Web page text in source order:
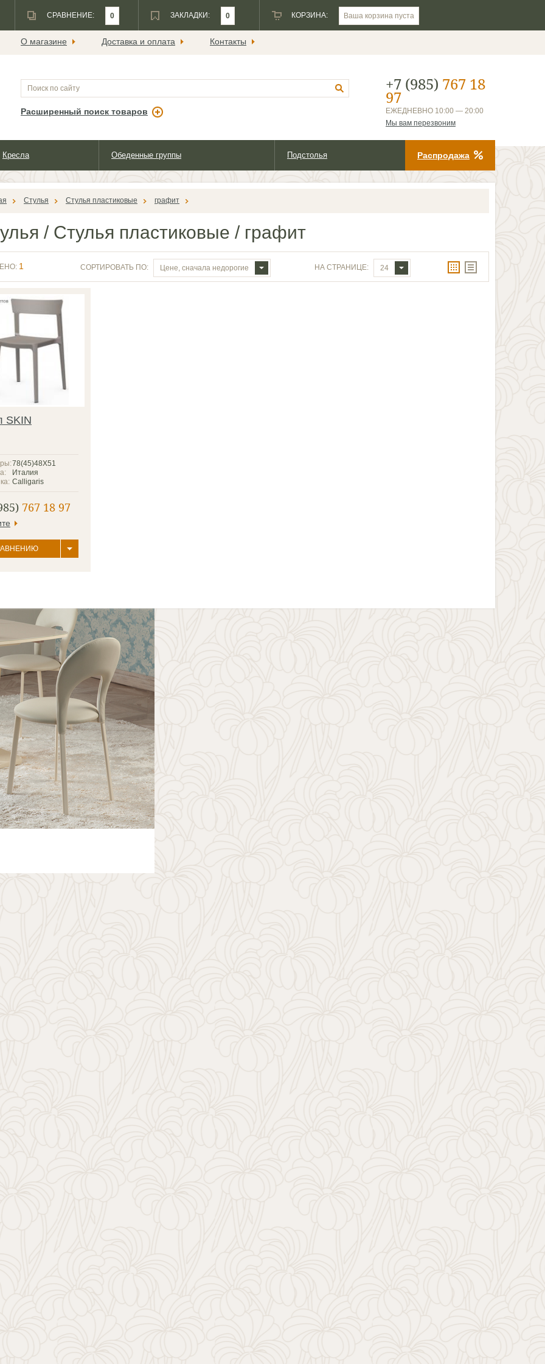
О магазине Доставка и оплата Контакты
+7 (985) 767 18
97
ЕЖЕДНЕВНО 10:00 — 20:00
Мы вам перезвоним
Расширенный поиск товаров
Кресла Обеденные группы Подстолья Распродажа
Стулья Cтулья пластиковые графит
/Cтулья пластиковые /графит
1 СОРТИРОВАТЬ ПО: Цене, сначала недорогие НА СТРАНИЦЕ: 24
SKIN
78(45)48Х51
Италия
Calligaris
767 18 97
СРАВНЕНИЕ: 0 ЗАКЛАДКИ: 0 КОРЗИНА: Ваша корзина пуста